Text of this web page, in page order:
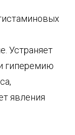
Устраняет
и гиперемию
явления